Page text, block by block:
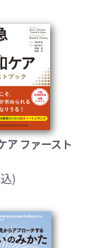
ファースト
)